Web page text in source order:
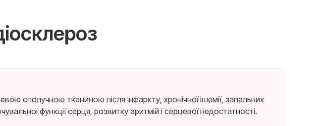
сполучною тканиною після інфаркту, хронічної ішемії, запальних
функції серця, розвитку аритмій і серцевої недостатності.